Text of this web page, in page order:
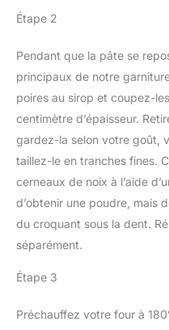
Étape 2
Pendant que la pâte se
principaux de notre
poires au sirop et coupez-
centimètre d’épaisseur.
gardez-la selon votre goût,
taillez-le en tranches fines.
cerneaux de noix à l’aide
d’obtenir une poudre, mais
du croquant sous la dent.
séparément.
Étape 3
Préchauffez votre four à